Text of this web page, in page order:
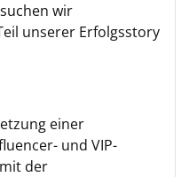
wir
unserer Erfolgsstory
einer
und VIP-
der